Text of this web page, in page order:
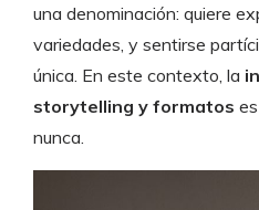
una denominación: quiere
variedades, y sentirse
única. En este contexto, la
storytelling y formatos
nunca.